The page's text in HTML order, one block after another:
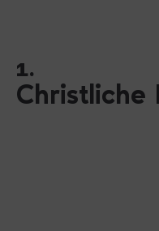
1.
Christliche